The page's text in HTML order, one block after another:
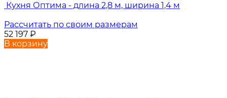
Кухня Оптима - длина 2,8 м, ширина 1,4 м
Рассчитать по своим размерам
52 197 ₽
В корзину